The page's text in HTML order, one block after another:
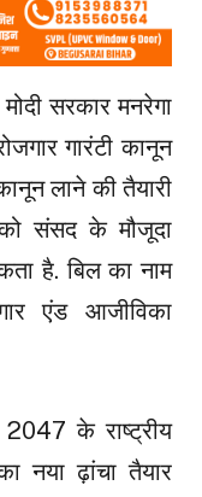
सरकार मनरेगा
गारंटी कानून
लाने की तैयारी
संसद के मौजूदा
है. बिल का नाम
एंड आजीविका
के राष्ट्रीय
नया ढ़ांचा तैयार